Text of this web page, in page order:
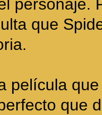
personaje.
que
película
que